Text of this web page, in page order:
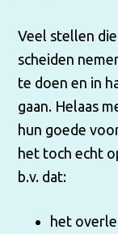
Veel stellen
scheiden
te doen en in
gaan. Helaas
hun goede
het toch echt
b.v. dat:
het